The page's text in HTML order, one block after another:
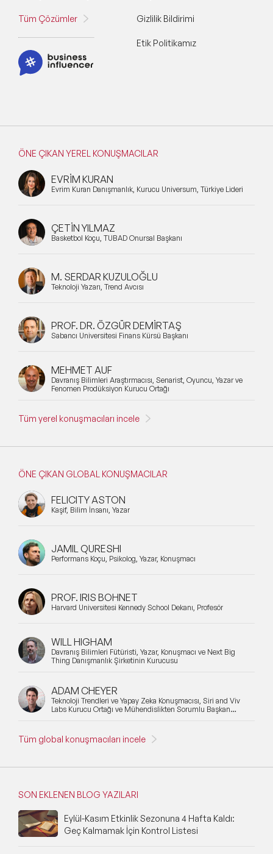
Tüm Çözümler Gizlilik Bildirimi
Etik Politikamız
ÖNE ÇIKAN YEREL KONUŞMACILAR
EVRİM KURAN
Evrim Kuran Danışmanlık, Kurucu Universum, Türkiye Lideri
ÇETİN YILMAZ
Basketbol Koçu, TÜBAD Onursal Başkanı
M. SERDAR KUZULOĞLU
Teknoloji Yazarı, Trend Avcısı
PROF. DR. ÖZGÜR DEMİRTAŞ
Sabancı Üniversitesi Finans Kürsü Başkanı
MEHMET AUF
Davranış Bilimleri Araştırmacısı, Senarist, Oyuncu, Yazar ve
Fenomen Prodüksiyon Kurucu Ortağı
Tüm yerel konuşmacıları incele
ÖNE ÇIKAN GLOBAL KONUŞMACILAR
FELICITY ASTON
Kaşif, Bilim İnsanı, Yazar
JAMIL QURESHI
Performans Koçu, Psikolog, Yazar, Konuşmacı
PROF. IRIS BOHNET
Harvard Üniversitesi Kennedy School Dekanı, Profesör
WILL HIGHAM
Davranış Bilimleri Fütüristi, Yazar, Konuşmacı ve Next Big
Thing Danışmanlık Şirketinin Kurucusu
ADAM CHEYER
Teknoloji Trendleri ve Yapay Zeka Konuşmacısı, Siri and Viv
Labs Kurucu Ortağı ve Mühendislikten Sorumlu Başkan
Tüm global konuşmacıları incele
SON EKLENEN BLOG YAZILARI
Eylül-Kasım Etkinlik Sezonuna 4 Hafta Kaldı:
Geç Kalmamak İçin Kontrol Listesi